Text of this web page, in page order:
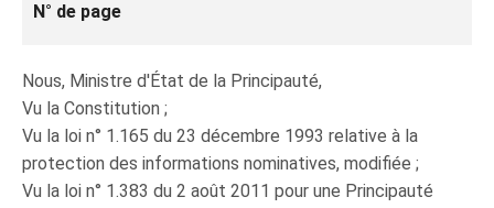
N° de page
Nous, Ministre d'État de la Principauté,
Vu la Constitution ;
Vu la loi n° 1.165 du 23 décembre 1993 relative à la
protection des informations nominatives, modifiée ;
Vu la loi n° 1.383 du 2 août 2011 pour une Principauté